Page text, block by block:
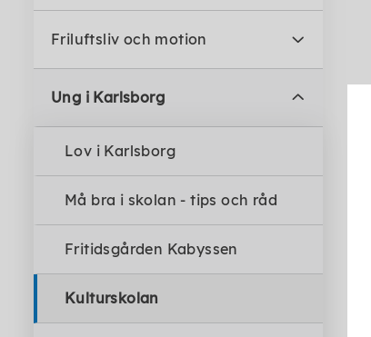
Friluftsliv och motion
Ung i Karlsborg
Lov i Karlsborg
Må bra i skolan - tips och råd
Fritidsgården Kabyssen
Kulturskolan